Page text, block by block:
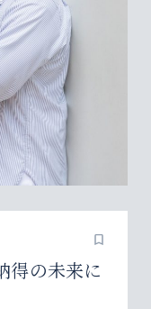
得の未来に